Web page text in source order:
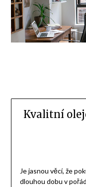
Kvalitní
Je jasnou věcí, že
dlouhou dobu v